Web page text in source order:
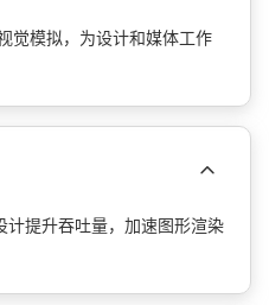
觉模拟，为设计和媒体工作

提升吞吐量，加速图形渲染